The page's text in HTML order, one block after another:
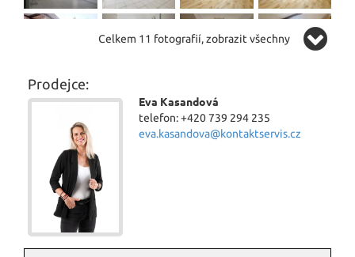
Celkem 11 fotografií, zobrazit všechny
Prodejce:
Eva Kasandová
telefon: +420 739 294 235
eva.kasandova@kontaktservis.cz